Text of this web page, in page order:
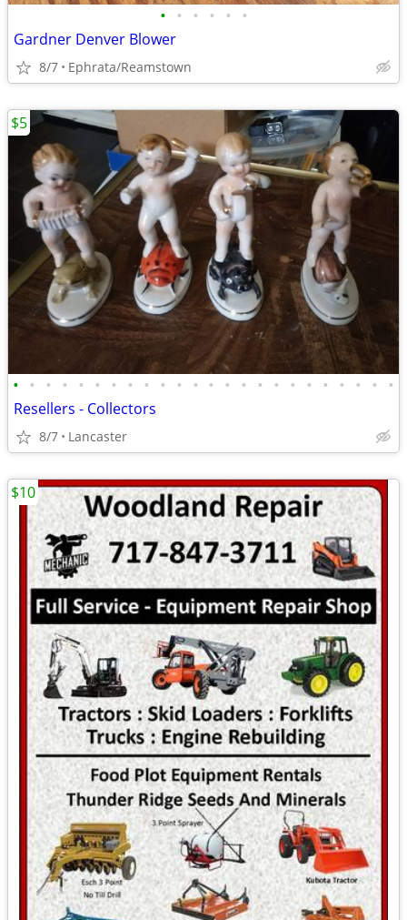
• • • • • •
Gardner Denver Blower
8/7 Ephrata/Reamstown
• • • • • • • • • • • • • • • • • • • • • • • •
Resellers - Collectors
8/7 Lancaster
$5
$10